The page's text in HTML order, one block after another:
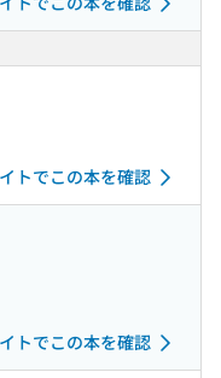
トでこの本を確認
トでこの本を確認